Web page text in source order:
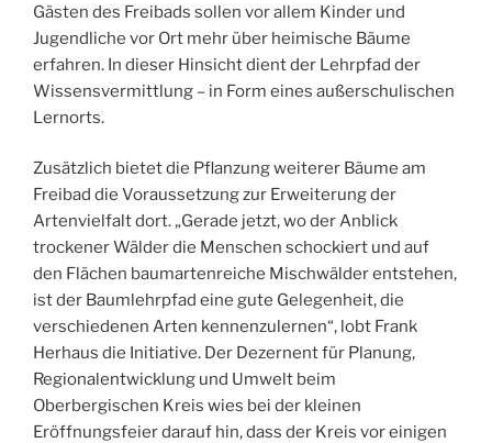
Gästen des Freibads sollen vor allem Kinder und
Jugendliche vor Ort mehr über heimische Bäume
erfahren. In dieser Hinsicht dient der Lehrpfad der
Wissensvermittlung – in Form eines außerschulischen
Lernorts.
Zusätzlich bietet die Pflanzung weiterer Bäume am
Freibad die Voraussetzung zur Erweiterung der
Artenvielfalt dort. „Gerade jetzt, wo der Anblick
trockener Wälder die Menschen schockiert und auf
den Flächen baumartenreiche Mischwälder entstehen,
ist der Baumlehrpfad eine gute Gelegenheit, die
verschiedenen Arten kennenzulernen“, lobt Frank
Herhaus die Initiative. Der Dezernent für Planung,
Regionalentwicklung und Umwelt beim
Oberbergischen Kreis wies bei der kleinen
Eröffnungsfeier darauf hin, dass der Kreis vor einigen